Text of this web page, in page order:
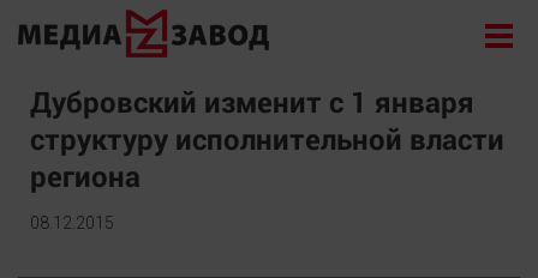
Новости
Экономика
Происшествия
Общество
Дубровский изменит с 1 января
структуру исполнительной власти
региона
08.12.2015